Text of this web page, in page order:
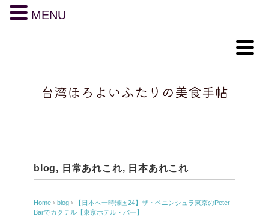
blog, 日常あれこれ, 日本あれこれ
Home › blog ›
【日本へ一時帰国24】ザ・ペニンシュラ東京のPeter
Barでカクテル【東京ホテル・バー】
MENU